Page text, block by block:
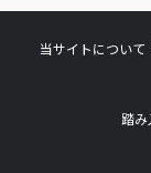
当サイトについて
踏み